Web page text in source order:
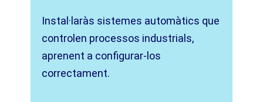
Instal·laràs sistemes automàtics que
controlen processos industrials,
aprenent a configurar-los
correctament.